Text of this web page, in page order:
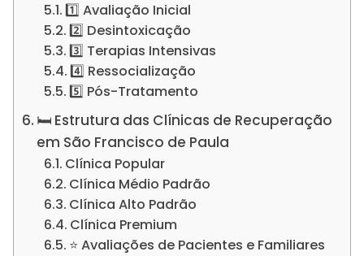
1️⃣ Avaliação Inicial
2️⃣ Desintoxicação
3️⃣ Terapias Intensivas
4️⃣ Ressocialização
5️⃣ Pós-Tratamento
🛏️ Estrutura das Clínicas de Recuperação
em São Francisco de Paula
Clínica Popular
Clínica Médio Padrão
Clínica Alto Padrão
Clínica Premium
⭐ Avaliações de Pacientes e Familiares